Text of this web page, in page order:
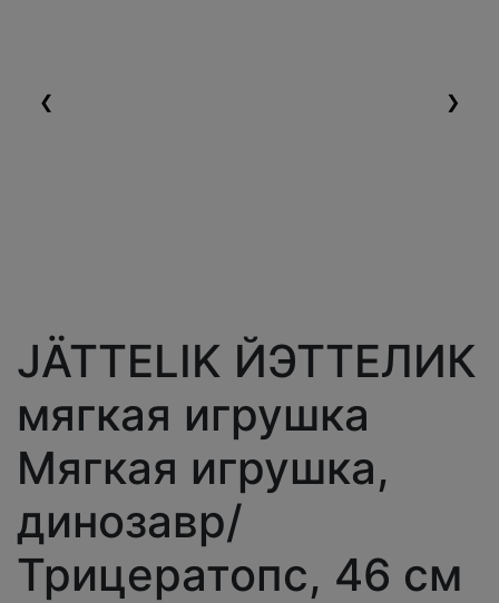
❮ ❯
JÄTTELIK ЙЭТТЕЛИК
мягкая игрушка
Мягкая игрушка,
динозавр/
Трицератопс, 46 см